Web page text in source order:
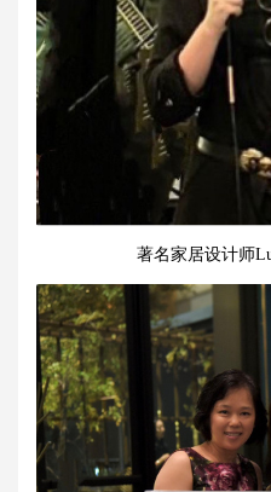
著名家居设计师